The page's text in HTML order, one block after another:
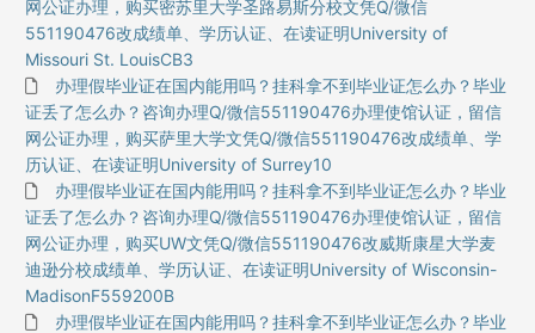
网公证办理，购买密苏里大学圣路易斯分校文凭Q/微信
551190476改成绩单、学历认证、在读证明University of
Missouri St. LouisCB3
办理假毕业证在国内能用吗？挂科拿不到毕业证怎么办？毕业
证丢了怎么办？咨询办理Q/微信551190476办理使馆认证，留信
网公证办理，购买萨里大学文凭Q/微信551190476改成绩单、学
历认证、在读证明University of Surrey10
办理假毕业证在国内能用吗？挂科拿不到毕业证怎么办？毕业
证丢了怎么办？咨询办理Q/微信551190476办理使馆认证，留信
网公证办理，购买UW文凭Q/微信551190476改威斯康星大学麦
迪逊分校成绩单、学历认证、在读证明University of Wisconsin-
MadisonF559200B
办理假毕业证在国内能用吗？挂科拿不到毕业证怎么办？毕业